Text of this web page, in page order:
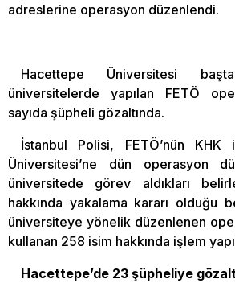
adreslerine operasyon düzenlendi.
Hacettepe Üniversitesi
üniversitelerde yapılan FETÖ
sayıda şüpheli gözaltında.
İstanbul Polisi, FETÖ’nün KHK
Üniversitesi’ne dün operasyon
üniversitede görev aldıkları
hakkında yakalama kararı olduğu
üniversiteye yönelik düzenlenen
kullanan 258 isim hakkında işlem
Hacettepe’de 23 şüpheliye